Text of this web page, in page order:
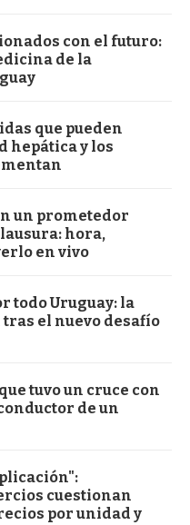
con el futuro:
de la
que pueden
hepática y los
un prometedor
hora,
en vivo
todo Uruguay: la
el nuevo desafío
tuvo un cruce con
de un
cuestionan
por unidad y